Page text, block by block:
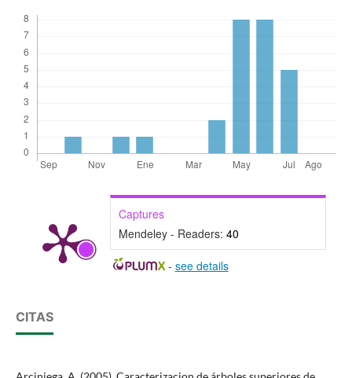
Captures
Mendeley - Readers: 40
- see details
CITAS